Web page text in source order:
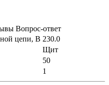
Вопрос-ответ
цепи, В 230.0
Щит
50
1